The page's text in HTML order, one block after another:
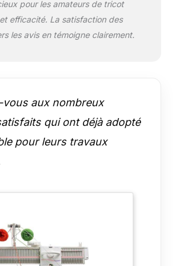
pour les amateurs de tricot
efficacité. La satisfaction des
les avis en témoigne clairement.
aux nombreux
qui ont déjà adopté
pour leurs travaux